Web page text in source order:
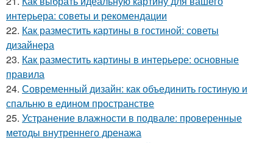
интерьера: советы и рекомендации
22. Как разместить картины в гостиной: советы
дизайнера
23. Как разместить картины в интерьере: основные
правила
24. Современный дизайн: как объединить гостиную и
спальню в едином пространстве
25. Устранение влажности в подвале: проверенные
методы внутреннего дренажа